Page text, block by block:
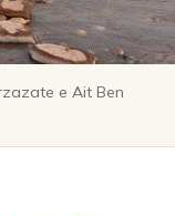
e Ait Ben